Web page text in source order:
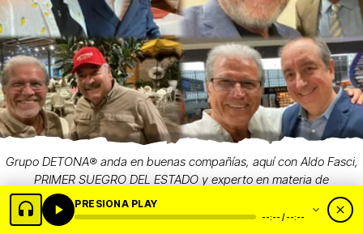
Grupo DETONA®️ anda en buenas compañías, aquí con Aldo Fasci,
PRIMER SUEGRO DEL ESTADO y experto en materia de
Seguridad; Javier Navarro, Coordinador del Gabinete de Buen
Gobierno y responsable de la representación de NL en CDMX;
PRESIONA PLAY
--:-- / --:--